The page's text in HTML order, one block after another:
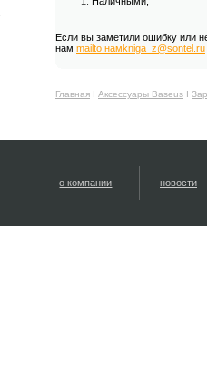
Если вы заметили ошибку или
нам mailto:намkniga_z@sontel.ru
Главная Ι Аксессуары Baseus Ι
о компании
новости